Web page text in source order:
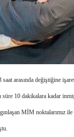
arasında değiştiğine
10 dakikalara kadar
MİM noktalarımız